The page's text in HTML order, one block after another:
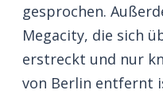
gesprochen.
Megacity, die sich
erstreckt und nur
von Berlin entfernt